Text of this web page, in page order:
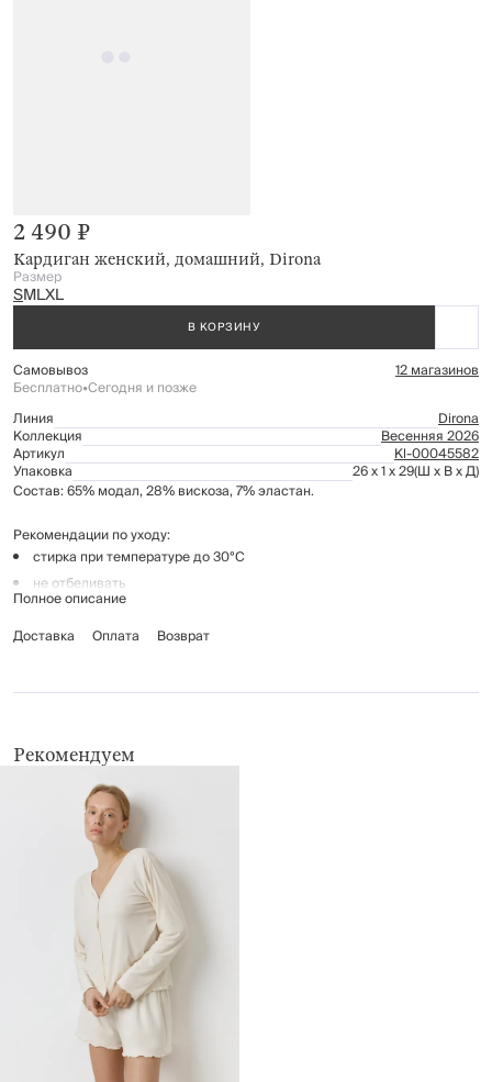
Кардиган женский, домашний, Dirona
2 490 ₽
Размер
SMLXL
В КОРЗИНУ
Самовывоз 12 магазинов
Бесплатно•Сегодня и позже
Линия
Dirona
Коллекция Весенняя 2026
Артикул Kl-00045582
Упаковка 26 x 1 x 29(Ш x В x Д)
Состав: 65% модал, 28% вискоза, 7% эластан.
Рекомендации по уходу:
стирка при температуре до 30°C
не отбеливать
гладить при температуре до 110°C
химчистка запрещена
Полное описание
Доставка
Оплата Возврат
Рекомендуем